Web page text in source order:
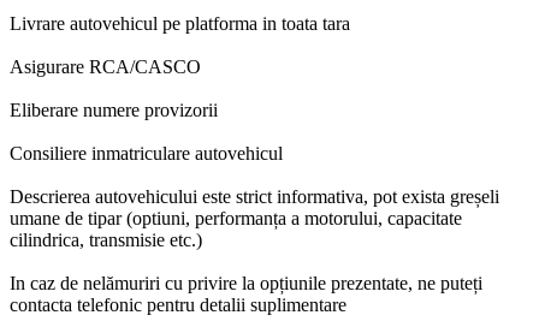
Livrare autovehicul pe platforma in toata tara
Asigurare RCA/CASCO
Eliberare numere provizorii
Consiliere inmatriculare autovehicul
Descrierea autovehicului este strict informativa, pot exista greșeli
umane de tipar (optiuni, performanța a motorului, capacitate
cilindrica, transmisie etc.)
In caz de nelămuriri cu privire la opțiunile prezentate, ne puteți
contacta telefonic pentru detalii suplimentare